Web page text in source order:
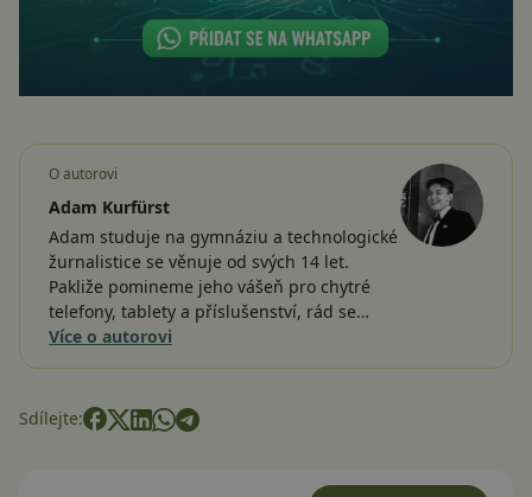
O autorovi
Adam Kurfürst
Adam studuje na gymnáziu a technologické
žurnalistice se věnuje od svých 14 let.
Pakliže pomineme jeho vášeň pro chytré
telefony, tablety a příslušenství, rád se…
Více o autorovi
Sdílejte: